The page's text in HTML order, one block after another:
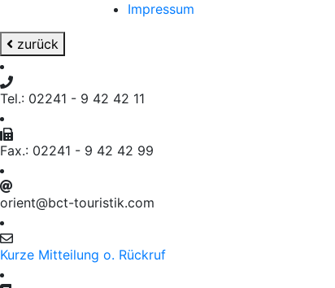
Impressum
zurück
Tel.: 02241 - 9 42 42 11
Fax.: 02241 - 9 42 42 99
orient@bct-touristik.com
Kurze Mitteilung o. Rückruf